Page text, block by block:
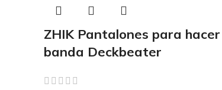
ZHIK Pantalones para hacer
banda Deckbeater